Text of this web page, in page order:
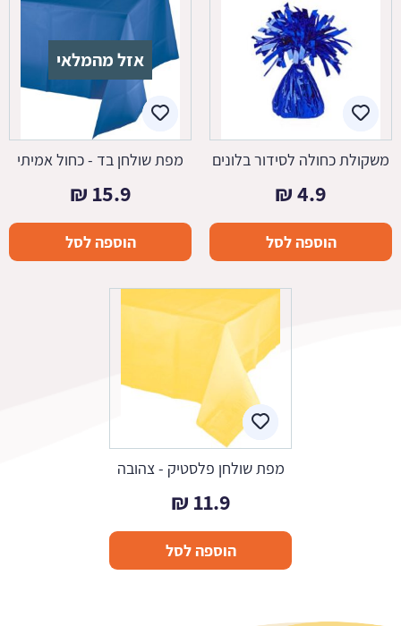
משקולת כחולה לסידור בלונים
4.9
₪
הוספה לסל
אזל מהמלאי
מפת שולחן בד - כחול אמיתי
15.9
₪
הוספה לסל
מפת שולחן פלסטיק - צהובה
11.9
₪
הוספה לסל